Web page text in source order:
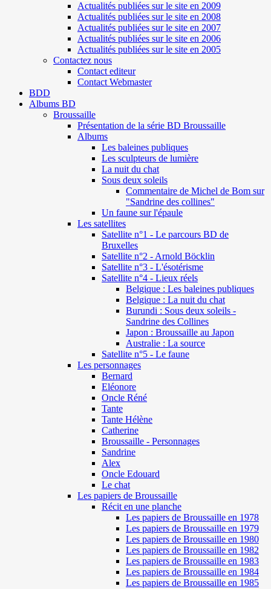
Actualités publiées sur le site en 2009
Actualités publiées sur le site en 2008
Actualités publiées sur le site en 2007
Actualités publiées sur le site en 2006
Actualités publiées sur le site en 2005
Contactez nous
Contact editeur
Contact Webmaster
BDD
Albums BD
Broussaille
Présentation de la série BD Broussaille
Albums
Les baleines publiques
Les sculpteurs de lumière
La nuit du chat
Sous deux soleils
Commentaire de Michel de Bom sur
"Sandrine des collines"
Un faune sur l'épaule
Les satellites
Satellite n°1 - Le parcours BD de
Bruxelles
Satellite n°2 - Arnold Böcklin
Satellite n°3 - L'ésotérisme
Satellite n°4 - Lieux réels
Belgique : Les baleines publiques
Belgique : La nuit du chat
Burundi : Sous deux soleils -
Sandrine des Collines
Japon : Broussaille au Japon
Australie : La source
Satellite n°5 - Le faune
Les personnages
Bernard
Eléonore
Oncle Réné
Tante
Tante Hélène
Catherine
Broussaille - Personnages
Sandrine
Alex
Oncle Edouard
Le chat
Les papiers de Broussaille
Récit en une planche
Les papiers de Broussaille en 1978
Les papiers de Broussaille en 1979
Les papiers de Broussaille en 1980
Les papiers de Broussaille en 1982
Les papiers de Broussaille en 1983
Les papiers de Broussaille en 1984
Les papiers de Broussaille en 1985